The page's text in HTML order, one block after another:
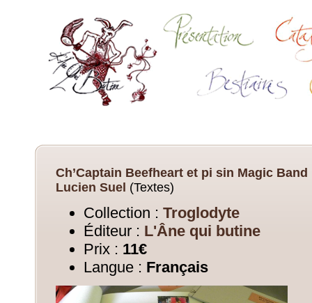
Ch’Captain Beefheart et pi sin Magic Band
Lucien Suel (Textes)
Collection : Troglodyte
Éditeur : L'Âne qui butine
Prix : 11€
Langue : Français